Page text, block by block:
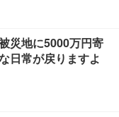
災地に5000万円寄
日常が戻りますよ